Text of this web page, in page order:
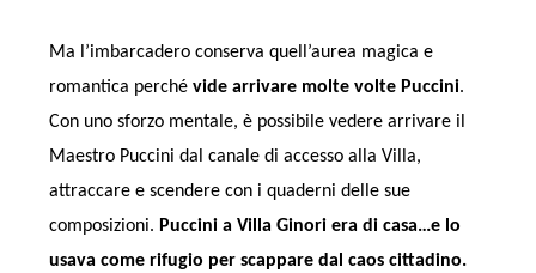
Ma l’imbarcadero conserva quell’aurea magica e
romantica perché vide arrivare molte volte Puccini.
Con uno sforzo mentale, è possibile vedere arrivare il
Maestro Puccini dal canale di accesso alla Villa,
attraccare e scendere con i quaderni delle sue
composizioni. Puccini a Villa Ginori era di casa…e lo
usava come rifugio per scappare dal caos cittadino.